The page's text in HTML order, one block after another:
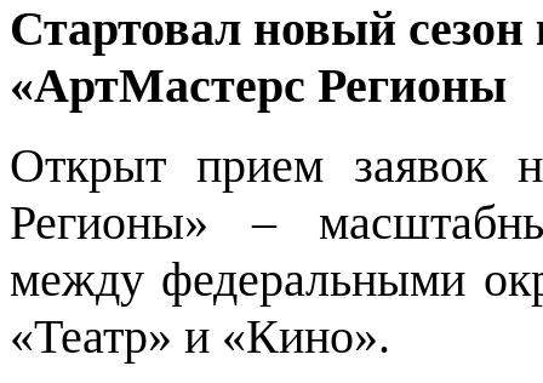
Стартовал новый
«АртМастерс Регионы
Открыт прием заявок
Регионы» –
между федеральными
«Театр» и «Кино».